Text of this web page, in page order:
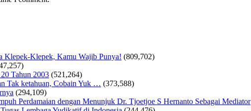
Klepek-Klepek, Kamu Wajib Punya! (809,702)
Tahun 2003 (521,264)
Tak ketahuan, Cobain Yuk … (373,588)
(294,109)
Perdamaian dengan Menunjuk Dr. Tjoetjoe S Hernanto Sebagai Mediator